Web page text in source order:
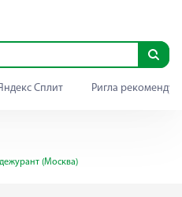
Сплит Ригла
(Москва)